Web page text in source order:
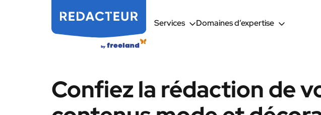
Services Domaines d’expertise
Confiez la rédaction de